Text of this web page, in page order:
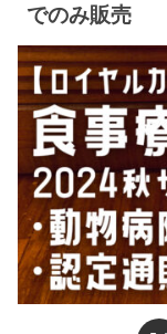
でのみ販売